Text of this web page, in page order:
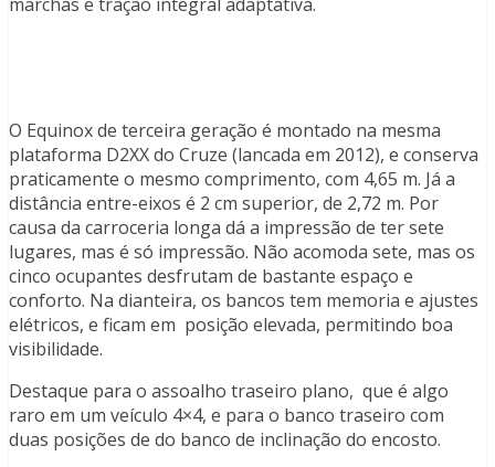
O Equinox de terceira geração é montado na mesma
plataforma D2XX do Cruze (lancada em 2012), e conserva
praticamente o mesmo comprimento, com 4,65 m. Já a
distância entre-eixos é 2 cm superior, de 2,72 m. Por
causa da carroceria longa dá a impressão de ter sete
lugares, mas é só impressão. Não acomoda sete, mas os
cinco ocupantes desfrutam de bastante espaço e
conforto. Na dianteira, os bancos tem memoria e ajustes
elétricos, e ficam em posição elevada, permitindo boa
visibilidade.
Destaque para o assoalho traseiro plano, que é algo
raro em um veículo 4×4, e para o banco traseiro com
duas posições de do banco de inclinação do encosto.